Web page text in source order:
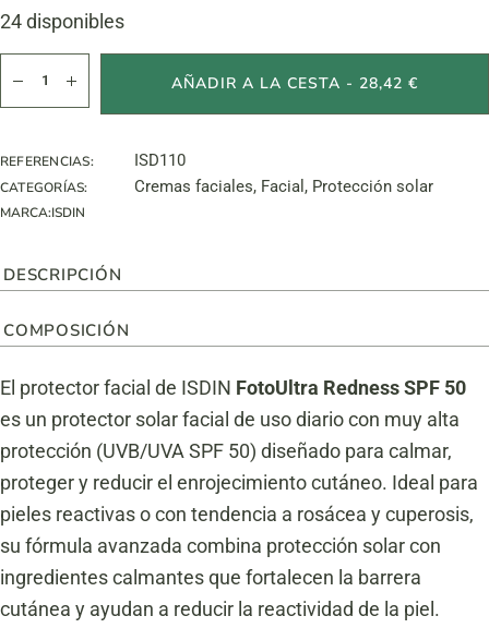
24 disponibles
AÑADIR A LA CESTA - 28,42 €
REFERENCIAS: ISD110
CATEGORÍAS: Cremas faciales, Facial , Protección solar
MARCA:ISDIN
DESCRIPCIÓN
COMPOSICIÓN
El protector facial de ISDIN FotoUltra Redness SPF 50
es un protector solar facial de uso diario con muy alta
protección (UVB/UVA SPF 50) diseñado para calmar,
proteger y reducir el enrojecimiento cutáneo. Ideal para
pieles reactivas o con tendencia a rosácea y cuperosis,
su fórmula avanzada combina protección solar con
ingredientes calmantes que fortalecen la barrera
cutánea y ayudan a reducir la reactividad de la piel.